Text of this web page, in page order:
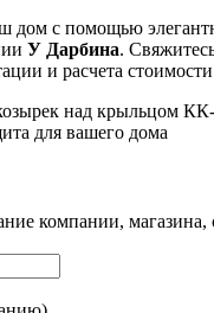
дом с помощью
У Дарбина.
и расчета
над крыльцом
для вашего дома
компании, магазина,